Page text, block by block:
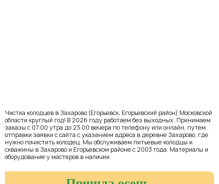
Чистка колодцев в Захарово (Егорьевск, Егорьевский район) Московской
области круглый год! В 2026 году работаем без выходных. Принимаем
заказы с 07:00 утра до 23:00 вечера по телефону или онлайн, путем
отправки заявки с сайта с указанием адреса в деревне Захарово, где
нужно почистить колодец. Мы обслуживаем питьевые колодцы и
скважины в Захарово и Егорьевском районе с 2003 года. Материалы и
оборудование у мастеров в наличии.